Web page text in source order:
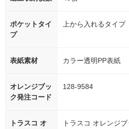
ポケットタイ
プ
上から入れるタイプ
表紙素材 カラー透明PP表紙
オレンジブッ
ク発注コード
128-9584
トラスコ オ
トラスコ オレンジ